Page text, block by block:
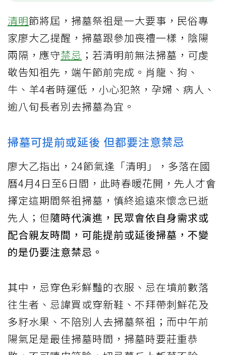
清明節將屆，掃墓祭祖是一大要事，民俗專
家廖大乙提醒，掃墓跟參加喪禮一樣，陰陽
兩隔，應守禁忌 ；若清明前無法掃墓，可虔
敬告知祖先，端午節前完成。肖龍、狗、
牛、羊4者時運低，小心犯煞，孕婦、病人、
逾八旬長者別去掃墓為宜。
掃墓可提前或延後 但都要注意禁忌
廖大乙指出，24節氣逢「清明」，多落在國
曆4月4日至6日間，此時春暖花開，先人才會
擇定這期間祭祖掃墓，慎終追遠來懷念已逝
先人；但隨時代演進，民眾會依自身需求或
配合親友時間，可能提前或延後掃墓，不變
的是仍要注意禁忌。
其中，忌穿色彩鮮豔的衣服、忌在墳前數落
往生者、忌諱買或穿新鞋、不拜帶刺鮮花及
多籽水果、不陪別人去掃墓祭祖；而中午前
陽氣足是最佳掃墓時間，掃墓時要莊重恭